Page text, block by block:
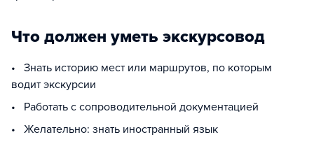
Что должен уметь экскурсовод
• Знать историю мест или маршрутов, по которым
водит экскурсии
• Работать с сопроводительной документацией
• Желательно: знать иностранный язык